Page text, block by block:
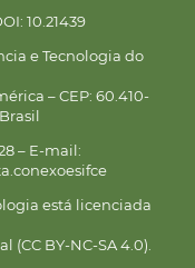
10.21439
e Tecnologia do
– CEP: 60.410-
– E-mail:
está licenciada
BY-NC-SA 4.0).